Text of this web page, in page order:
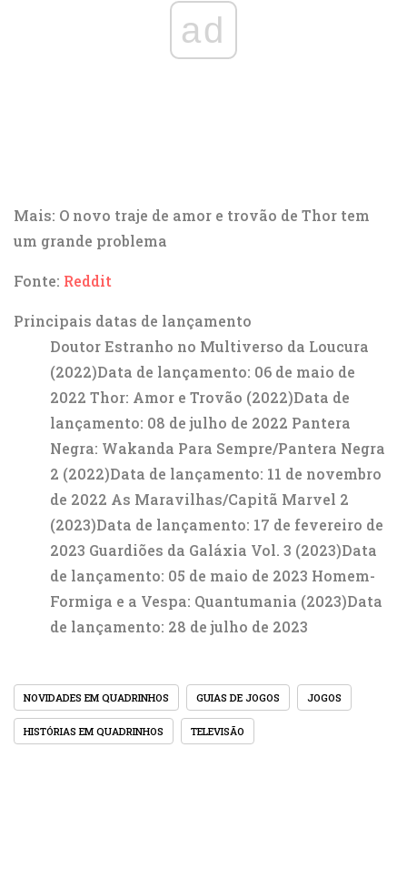
ad
Mais: O novo traje de amor e trovão de Thor tem
um grande problema
Fonte: Reddit
Principais datas de lançamento
Doutor Estranho no Multiverso da Loucura
(2022)Data de lançamento: 06 de maio de
2022 Thor: Amor e Trovão (2022)Data de
lançamento: 08 de julho de 2022 Pantera
Negra: Wakanda Para Sempre/Pantera Negra
2 (2022)Data de lançamento: 11 de novembro
de 2022 As Maravilhas/Capitã Marvel 2
(2023)Data de lançamento: 17 de fevereiro de
2023 Guardiões da Galáxia Vol. 3 (2023)Data
de lançamento: 05 de maio de 2023 Homem-
Formiga e a Vespa: Quantumania (2023)Data
de lançamento: 28 de julho de 2023
NOVIDADES EM QUADRINHOS GUIAS DE JOGOS JOGOS
HISTÓRIAS EM QUADRINHOS TELEVISÃO